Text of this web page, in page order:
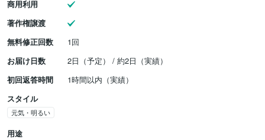
商用利用
著作権譲渡
無料修正回数
1回
お届け日数
2日（予定） / 約2日（実績）
初回返答時間
1時間以内（実績）
スタイル
元気・明るい
用途